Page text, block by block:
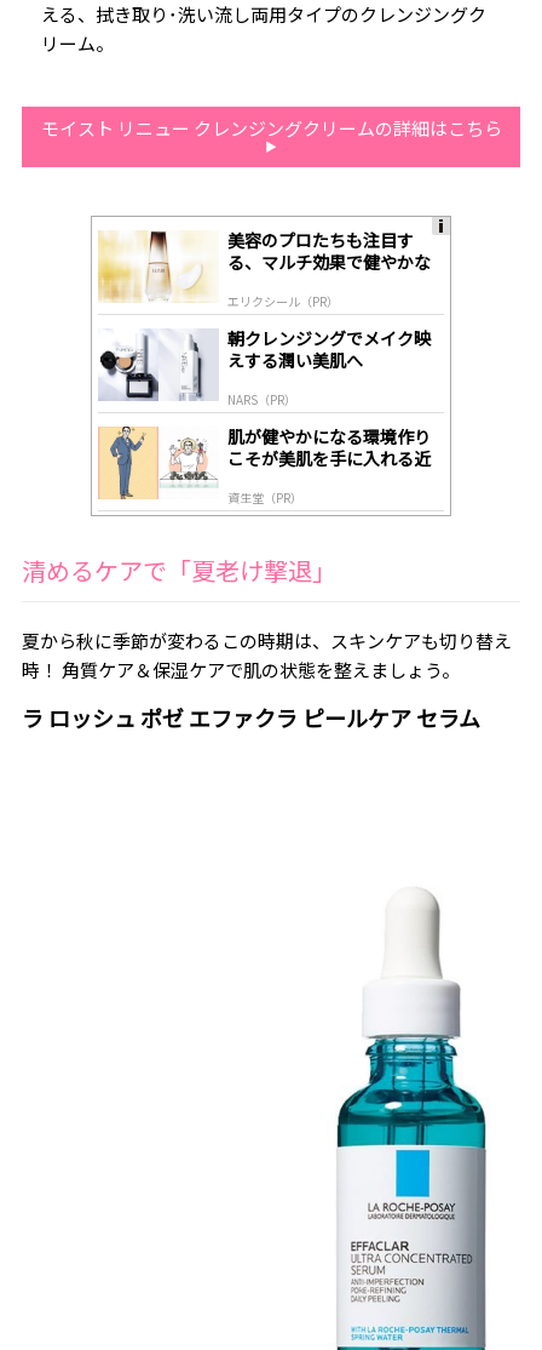
える、拭き取り･洗い流し両用タイプのクレンジングク
リーム。
モイスト リニュー クレンジングクリームの詳細はこちら
美容のプロたちも注目す
る、マルチ効果で健やかな
エリクシール（PR）
朝クレンジングでメイク映
えする潤い美肌へ
NARS（PR）
肌が健やかになる環境作り
こそが美肌を手に入れる近
資生堂（PR）
清めるケアで「夏老け撃退」
夏から秋に季節が変わるこの時期は、スキンケアも切り替え
時！ 角質ケア＆保湿ケアで肌の状態を整えましょう。
ラ ロッシュ ポゼ エファクラ ピールケア セラム